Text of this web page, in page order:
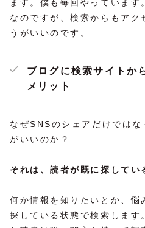
ます。僕も毎回やっています
なのですが、検索からもアク
うがいいのです。
ブログに検索サイトか
メリット
なぜSNSのシェアだけではな
がいいのか？
それは、読者が既に探してい
何か情報を知りたいとか、悩
探している状態で検索します